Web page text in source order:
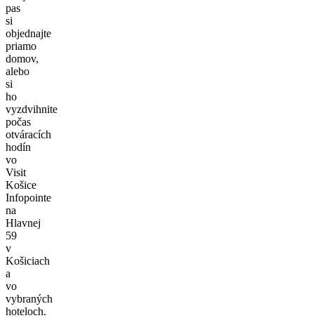
pas
si
objednajte
priamo
domov,
alebo
si
ho
vyzdvihnite
počas
otváracích
hodín
vo
Visit
Košice
Infopointe
na
Hlavnej
59
v
Košiciach
a
vo
vybraných
hoteloch.